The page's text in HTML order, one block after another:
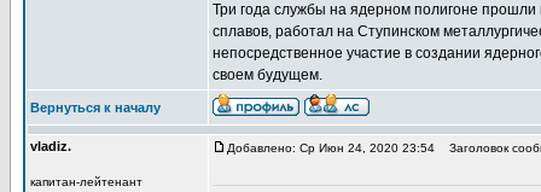
Три года службы на ядерном полигоне прошли
сплавов, работал на Ступинском
непосредственное участие в создании
своем будущем.
Вернуться к началу
vladiz.
капитан-лейтенант
Добавлено: Ср Июн 24, 2020 23:54 Заголовок